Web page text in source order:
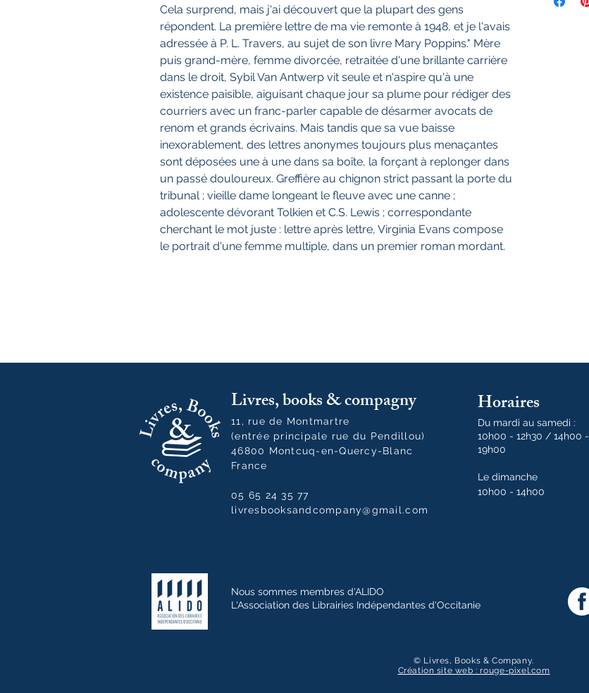
Cela surprend, mais j'ai découvert que la plupart des gens
répondent. La première lettre de ma vie remonte à 1948, et je l'avais
adressée à P. L. Travers, au sujet de son livre Mary Poppins." Mère
puis grand-mère, femme divorcée, retraitée d'une brillante carrière
dans le droit, Sybil Van Antwerp vit seule et n'aspire qu'à une
existence paisible, aiguisant chaque jour sa plume pour rédiger des
courriers avec un franc-parler capable de désarmer avocats de
renom et grands écrivains. Mais tandis que sa vue baisse
inexorablement, des lettres anonymes toujours plus menaçantes
sont déposées une à une dans sa boîte, la forçant à replonger dans
un passé douloureux. Greffière au chignon strict passant la porte du
tribunal ; vieille dame longeant le fleuve avec une canne ;
adolescente dévorant Tolkien et C.S. Lewis ; correspondante
cherchant le mot juste : lettre après lettre, Virginia Evans compose
le portrait d'une femme multiple, dans un premier roman mordant.
Livres, books & compagny
11, rue de Montmartre
(entrée principale rue du Pendillou)
46800 Montcuq-en-Quercy-Blanc
France
05 65 24 35 77
livresbooksandcompany@gmail.com
Horaires
Du mardi au samedi :
10h00 - 12h30 / 14h00 -
19h00
Le dimanche
10h00 - 14h00
Nous sommes membres d'ALIDO
L'Association des Librairies Indépendantes d'Occitanie
© Livres, Books & Company.
Création site web : rouge-pixel.com